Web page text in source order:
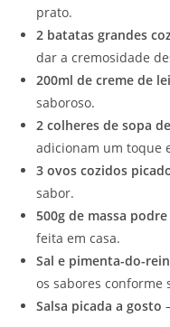
prato.
2 batatas grandes
dar a cremosidade
200ml de creme de
saboroso.
2 colheres de sopa
adicionam um toque
3 ovos cozidos
sabor.
500g de massa podre
feita em casa.
Sal e pimenta-do-
os sabores conforme
Salsa picada a gosto